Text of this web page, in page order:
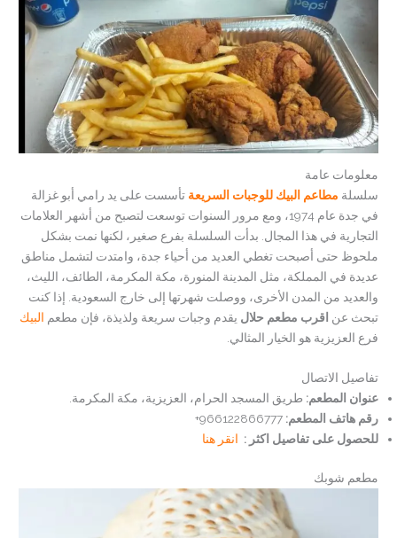
معلومات عامة
سلسلة مطاعم البيك للوجبات السريعة تأسست على يد رامي أبو غزالة
في جدة عام 1974، ومع مرور السنوات توسعت لتصبح من أشهر العلامات
التجارية في هذا المجال. بدأت السلسلة بفرع صغير، لكنها نمت بشكل
ملحوظ حتى أصبحت تغطي العديد من أحياء جدة، وامتدت لتشمل مناطق
عديدة في المملكة، مثل المدينة المنورة، مكة المكرمة، الطائف، الليث،
والعديد من المدن الأخرى، ووصلت شهرتها إلى خارج السعودية. إذا كنت
تبحث عن اقرب مطعم حلال يقدم وجبات سريعة ولذيذة، فإن مطعم البيك
فرع العزيزية هو الخيار المثالي.
تفاصيل الاتصال
عنوان المطعم: طريق المسجد الحرام، العزيزية، مكة المكرمة.
رقم هاتف المطعم:966122866777+
للحصول على تفاصيل اكثر : انقر هنا
مطعم شوبك